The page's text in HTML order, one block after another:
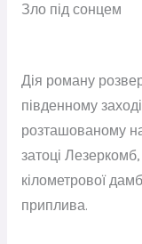
Зло під сонцем
Дія роману
південному
розташованому
затоці
кілометрової
приплива.